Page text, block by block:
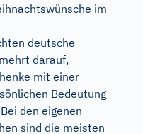
im
deutsche
darauf,
mit einer
Bedeutung
den eigenen
sind die meisten